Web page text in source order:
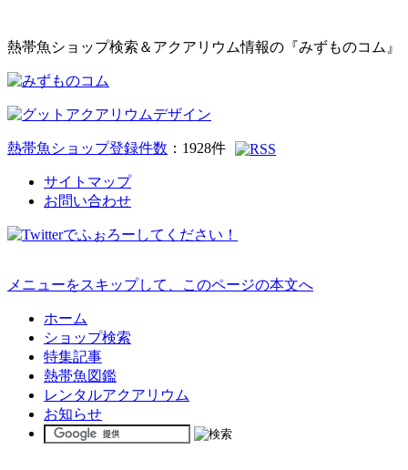
熱帯魚ショップ検索＆アクアリウム情報の『みずものコム』
熱帯魚ショップ登録件数 ： 1928件
サイトマップ
お問い合わせ
メニューをスキップして、このページの本文へ
ホーム
ショップ検索
特集記事
熱帯魚図鑑
レンタルアクアリウム
お知らせ